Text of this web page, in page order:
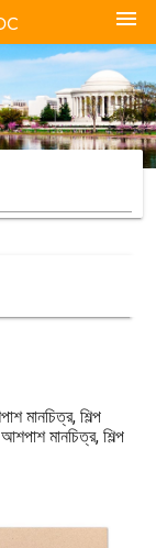
menu
মানচিত্র, শিল্প
মানচিত্র, শিল্প